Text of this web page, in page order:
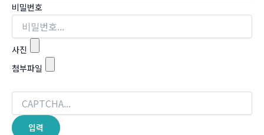
비밀번호
사진
첨부파일